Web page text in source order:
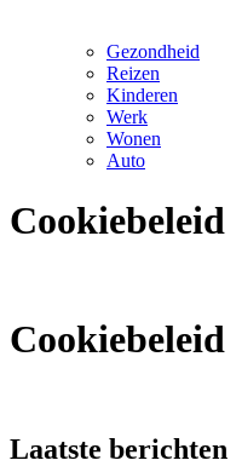
Gezondheid
Reizen
Kinderen
Werk
Wonen
Auto
Cookiebeleid
Cookiebeleid
Laatste berichten